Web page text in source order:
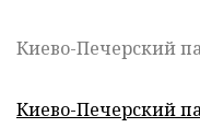
Киево-Печерский
Киево-Печерский